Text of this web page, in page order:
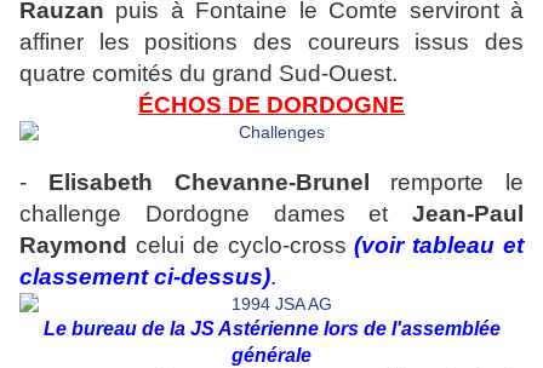
Rauzan puis à Fontaine le Comte serviront à
affiner les positions des coureurs issus des
quatre comités du grand Sud-Ouest.
ÉCHOS DE DORDOGNE
- Elisabeth Chevanne-Brunel
remporte le
challenge Dordogne dames et Jean-Paul
Raymond celui de cyclo-cross(voir tableau et
classement ci-dessus).
Le bureau de la JS Astérienne lors de l'assemblée
générale